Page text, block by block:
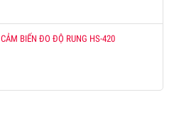
CẢM BIẾN ĐO ĐỘ RUNG HS-420